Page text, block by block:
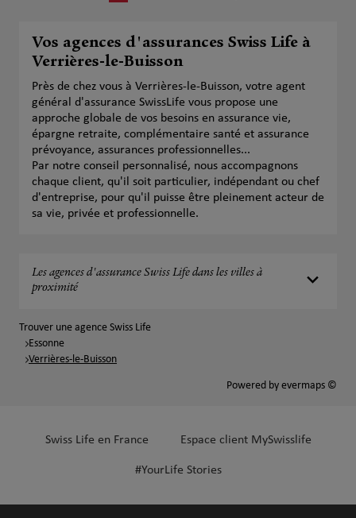
Vos agences d'assurances Swiss Life à
Verrières-le-Buisson
Près de chez vous à Verrières-le-Buisson, votre agent
général d'assurance SwissLife vous propose une
approche globale de vos besoins en assurance vie,
épargne retraite, complémentaire santé et assurance
prévoyance, assurances professionnelles...
Par notre conseil personnalisé, nous accompagnons
chaque client, qu'il soit particulier, indépendant ou chef
d'entreprise, pour qu'il puisse être pleinement acteur de
sa vie, privée et professionnelle.
Les agences d'assurance Swiss Life dans les villes à
proximité
Trouver une agence Swiss Life
Essonne
Verrières-le-Buisson
Powered by evermaps ©
Swiss Life en France Espace client MySwisslife
#YourLife Stories